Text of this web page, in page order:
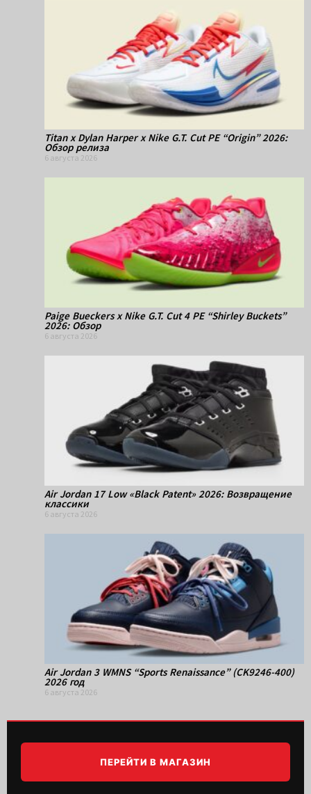
Titan x Dylan Harper x Nike G.T. Cut PE “Origin” 2026:
Обзор релиза
6 августа 2026
Paige Bueckers x Nike G.T. Cut 4 PE “Shirley Buckets”
2026: Обзор
6 августа 2026
Air Jordan 17 Low «Black Patent» 2026: Возвращение
классики
6 августа 2026
Air Jordan 3 WMNS “Sports Renaissance” (CK9246-400)
2026 год
6 августа 2026
ПЕРЕЙТИ В МАГАЗИН